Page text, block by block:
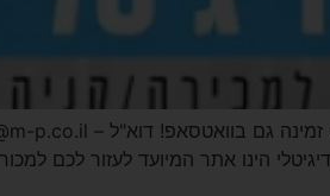
הינו אתר המיועד לעזור לכם